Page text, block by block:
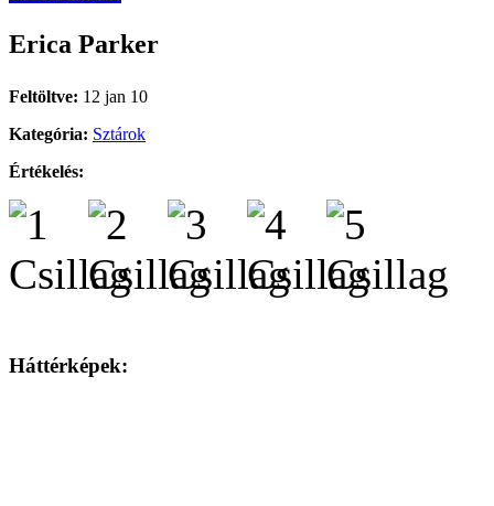
Erica Parker
Feltöltve: 12 jan 10
Kategória: Sztárok
Értékelés:
Háttérképek: